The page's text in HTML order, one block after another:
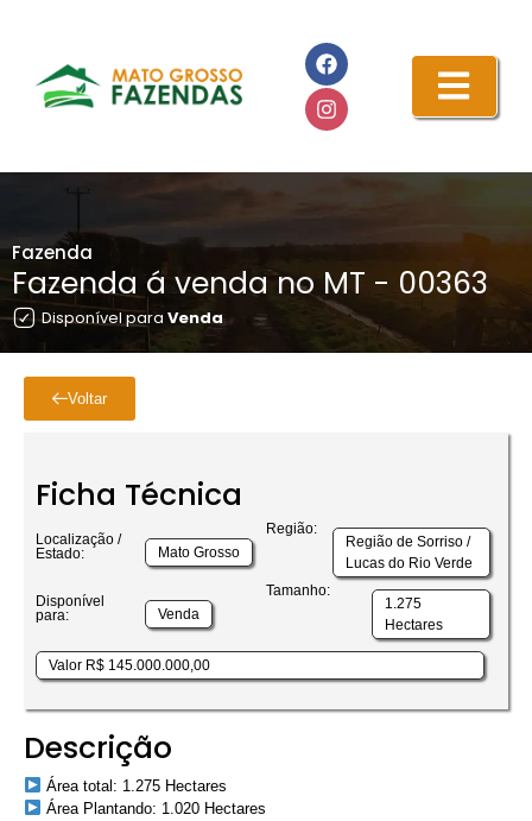
Fazenda
Fazenda á venda no MT - 00363
Disponível para Venda
Voltar
Ficha Técnica
Localização /
Estado:
Mato Grosso
Região:
Região de Sorriso /
Lucas do Rio Verde
Disponível
para:
Venda
Tamanho:
1.275
Hectares
Valor R$ 145.000.000,00
Descrição
Área total: 1.275 Hectares
Área Plantando: 1.020 Hectares